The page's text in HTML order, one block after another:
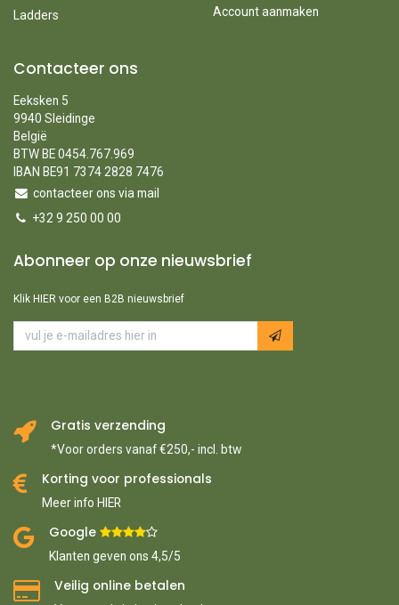
Ladders
Account aanmaken
Contacteer ons
Eeksken 5
9940 Sleidinge
België
BTW BE 0454.767.969
IBAN BE91 7374 2828 7476
contacteer ons via mail
+32 9 250 00 00
Abonneer op onze nieuwsbrief
Klik HIER voor een B2B nieuwsbrief
Gratis verzending
*Voor orders vanaf €250,- incl. btw
Korting voor professionals
Meer info HIER
Google ​
Klanten geven ons 4,5/5
Veilig online betalen